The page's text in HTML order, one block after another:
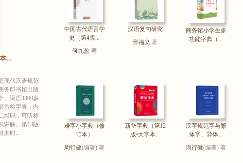
...
现代汉语规范
务印书馆出版
、词语3300多
首检字表；内
维码，可听标
讲解。第13版
据时...
中国古代语言学
史（第4版...
何九盈 著
汉语复句研究
邢福义 著
商务馆小学生多
功能字典（...
难字小字典（修
订本）
周行健(编著) 著
新华字典（第12
版•大字本...
汉字规范字与繁
体字、异体...
周行健(编著) 著